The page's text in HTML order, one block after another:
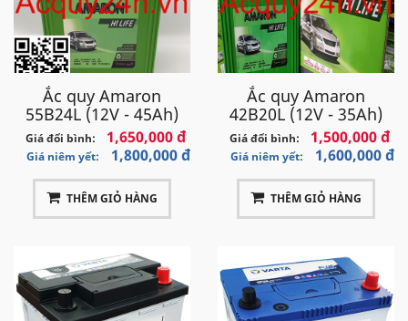
Ắc quy Amaron
55B24L (12V - 45Ah)
Giá đổi bình: 1,650,000 đ
Giá niêm yết: 1,800,000 đ
THÊM GIỎ HÀNG
Ắc quy Amaron
42B20L (12V - 35Ah)
Giá đổi bình: 1,500,000 đ
Giá niêm yết: 1,600,000 đ
THÊM GIỎ HÀNG